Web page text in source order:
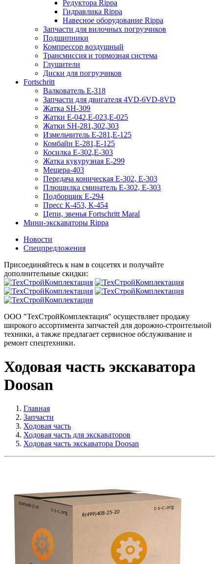
Редуктора Rippa
Гидравлика Rippa
Навесное оборудование Rippa
Запчасти для вилочных погрузчиков
Подшипники
Компрессор воздушный
Трансмиссия и тормозная система
Глушители
Диски для погрузчиков
Fortschritt
Валкователь Е-318
Запчасти для двигателя 4VD-6VD-8VD
Жатка SH-309
Жатки Е-042,Е-023,Е-025
Жатки SH-281,302,303
Измельчитель Е-281,Е-125
Комбайн Е-281,Е-125
Косилка Е-302,Е-303
Жатка кукурузная Е-299
Мещера-403
Передача коническая Е-302, Е-303
Плющилка сминатель Е-302, Е-303
Подборщик Е-294
Пресс К-453, К-454
Цепи, звенья Fortschritt Maral
Мини-экскаваторы Rippa
Новости
Спецпредложения
Присоединяйтесь к нам в соцсетях и получайте
дополнительные скидки:
ООО "ТехСтройКомплектация" осуществляет продажу
широкого ассортимента запчастей для дорожно-строительной
техники, а также предлагает сервисное обслуживание и
ремонт спецтехники.
Ходовая часть экскаватора
Doosan
Главная
Запчасти
Ходовая часть
Ходовая часть для экскаваторов
Ходовая часть экскаватора Doosan